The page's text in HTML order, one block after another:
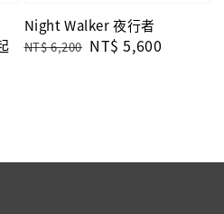
Night Walker 夜行者
Regular
NT$ 6,200 Sale
NT$ 5,600